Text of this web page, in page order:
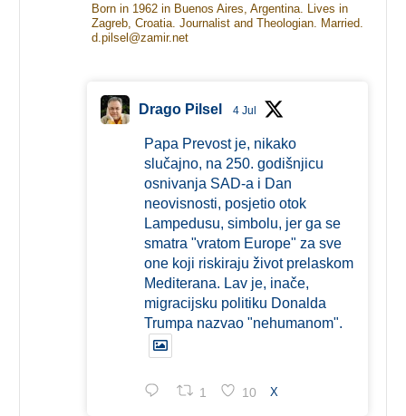
Born in 1962 in Buenos Aires, Argentina. Lives in
Zagreb, Croatia. Journalist and Theologian. Married.
d.pilsel@zamir.net
Drago Pilsel 4 Jul
Papa Prevost je, nikako
slučajno, na 250. godišnjicu
osnivanja SAD-a i Dan
neovisnosti, posjetio otok
Lampedusu, simbolu, jer ga se
smatra "vratom Europe" za sve
one koji riskiraju život prelaskom
Mediterana. Lav je, inače,
migracijsku politiku Donalda
Trumpa nazvao "nehumanom".
1 10 X